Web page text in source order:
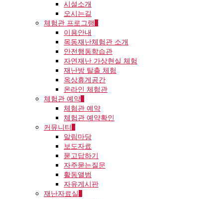
시설소개
오시는길
체험관 프로그램
이용안내
목동재난체험관 소개
안전행동학습관
자연재난 가상현실 체험
재난방 탈출 체험
옥상휴게공간
온라인 체험관
체험관 예약
체험관 예약
체험관 예약확인
커뮤니티
알림마당
보도자료
묻고답하기
자주묻는질문
활동앨범
자유게시판
재난자료실